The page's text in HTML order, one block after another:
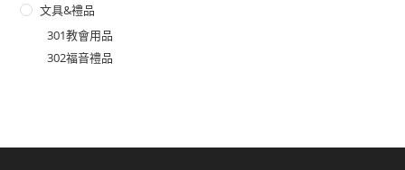
文具&禮品
301教會用品
302福音禮品